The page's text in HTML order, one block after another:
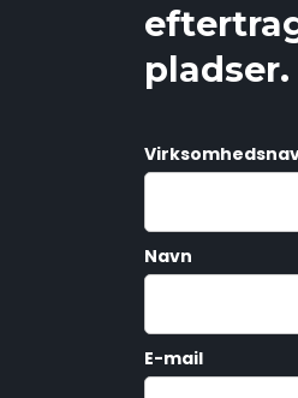
pladser.
Navn
E-mail